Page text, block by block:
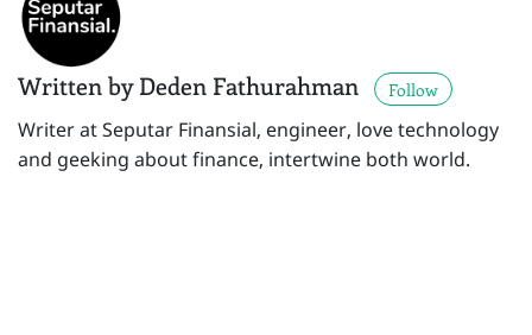
Written by Deden Fathurahman Follow
Writer at Seputar Finansial, engineer, love technology
and geeking about finance, intertwine both world.